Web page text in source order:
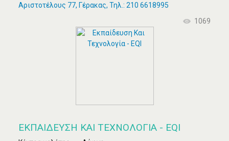
Αριστοτέλους 77, Γέρακας, Τηλ.: 210 6618995
1069
ΕΚΠΑΊΔΕΥΣΗ ΚΑΙ ΤΕΧΝΟΛΟΓΊΑ - EQI